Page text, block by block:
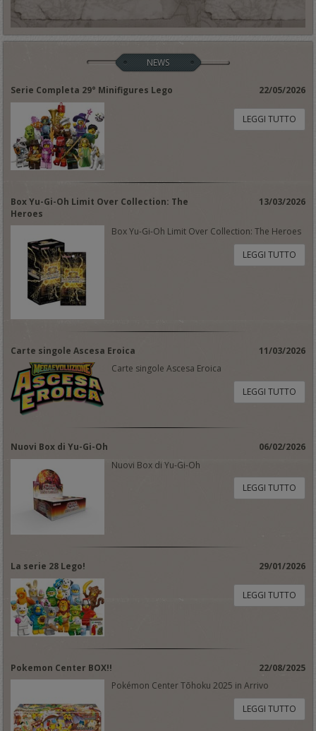
NEWS
Serie Completa 29° Minifigures Lego 22/05/2026
LEGGI TUTTO
Box Yu-Gi-Oh Limit Over Collection: The
Heroes
13/03/2026
Box Yu-Gi-Oh Limit Over Collection: The Heroes
LEGGI TUTTO
Carte singole Ascesa Eroica
11/03/2026
Carte singole Ascesa Eroica
LEGGI TUTTO
Nuovi Box di Yu-Gi-Oh
06/02/2026
Nuovi Box di Yu-Gi-Oh
LEGGI TUTTO
La serie 28 Lego! 29/01/2026
LEGGI TUTTO
Pokemon Center BOX!!
22/08/2025
Pokémon Center Tōhoku 2025 in Arrivo
LEGGI TUTTO